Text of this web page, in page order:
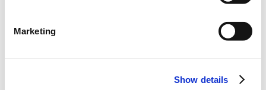
Marketing
Show details